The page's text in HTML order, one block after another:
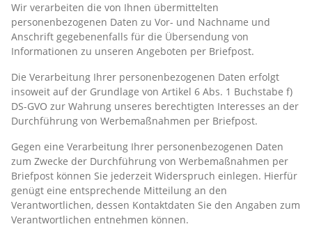
Wir verarbeiten die von Ihnen übermittelten
personenbezogenen Daten zu Vor- und Nachname und
Anschrift gegebenenfalls für die Übersendung von
Informationen zu unseren Angeboten per Briefpost.
Die Verarbeitung Ihrer personenbezogenen Daten erfolgt
insoweit auf der Grundlage von Artikel 6 Abs. 1 Buchstabe f)
DS-GVO zur Wahrung unseres berechtigten Interesses an der
Durchführung von Werbemaßnahmen per Briefpost.
Gegen eine Verarbeitung Ihrer personenbezogenen Daten
zum Zwecke der Durchführung von Werbemaßnahmen per
Briefpost können Sie jederzeit Widerspruch einlegen. Hierfür
genügt eine entsprechende Mitteilung an den
Verantwortlichen, dessen Kontaktdaten Sie den Angaben zum
Verantwortlichen entnehmen können.